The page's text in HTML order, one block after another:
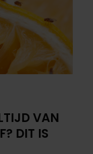
VAN
DIT IS